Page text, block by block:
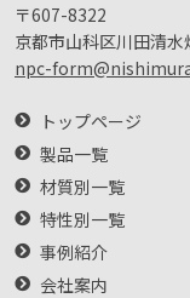
〒607-8322
京都市山科区川田清
npc-
トップページ
製品一覧
材質別一覧
特性別一覧
事例紹介
会社案内